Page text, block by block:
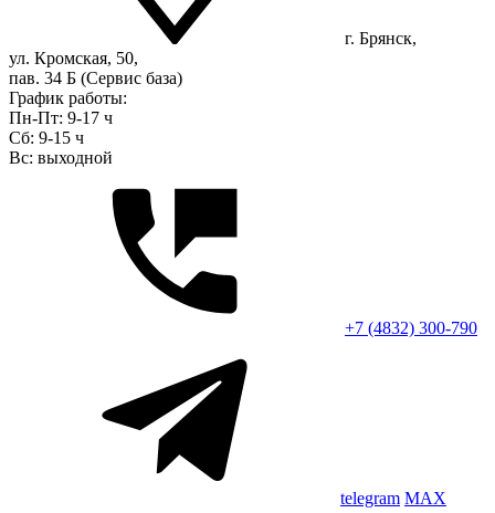
г. Брянск,
ул. Кромская, 50,
пав. 34 Б (Сервис база)
График работы:
Пн-Пт: 9-17 ч
Сб: 9-15 ч
Вс: выходной
+7 (4832) 300-790
telegram MAX